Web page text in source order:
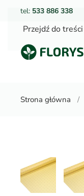
Przejdź do
tel: 533 886 338
Strona główna